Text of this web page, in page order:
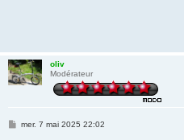
oliv
Modérateur
Mmer. 7 mai 2025 22:02